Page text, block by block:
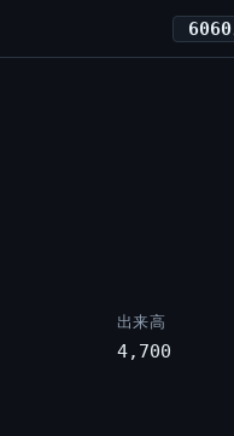
6060
出来高
4,700